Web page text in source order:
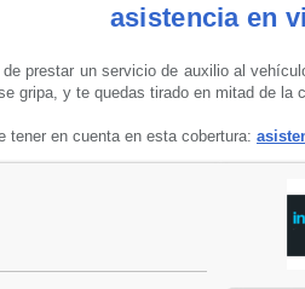
asistencia en
prestar un servicio de auxilio al
gripa, y te quedas tirado en mitad de la
tener en cuenta en esta cobertura: